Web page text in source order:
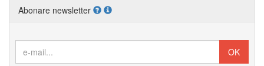
Abonare newsletter